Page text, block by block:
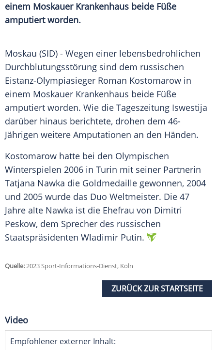
einem Moskauer Krankenhaus beide Füße
amputiert worden.
Moskau (SID) - Wegen einer lebensbedrohlichen
Durchblutungsstörung sind dem russischen
Eistanz-Olympiasieger Roman Kostomarow in
einem Moskauer Krankenhaus beide Füße
amputiert worden. Wie die Tageszeitung Iswestija
darüber hinaus berichtete, drohen dem 46-
Jährigen weitere Amputationen an den Händen.
Kostomarow hatte bei den Olympischen
Winterspielen 2006 in Turin mit seiner Partnerin
Tatjana Nawka die Goldmedaille gewonnen, 2004
und 2005 wurde das Duo Weltmeister. Die 47
Jahre alte Nawka ist die Ehefrau von Dimitri
Peskow, dem Sprecher des russischen
Staatspräsidenten Wladimir Putin.
Quelle:2023 Sport-Informations-Dienst, Köln
ZURÜCK ZUR STARTSEITE
Video
Empfohlener externer Inhalt: